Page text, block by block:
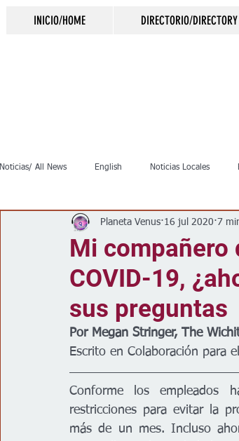
INICIO/HOME DIRECTORIO/DIRECTORY
Noticias/ All News English Noticias Locales
Inmigración Crimen Negocios Salud
Clima Vivienda Escuelas
Espectáculos
Mi compañero
COVID-19,
sus preguntas
Planeta Venus 16 jul 2020 7
Por Megan Stringer, The
Escrito en Colaboración para el
Conforme los empleados
restricciones para evitar la
más de un mes. Incluso